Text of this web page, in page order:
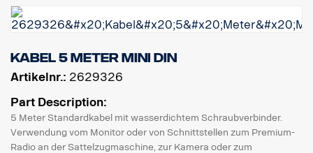
Kabel 5 Meter MINI DIN
Artikelnr.: 2629326
Part Description:
5 Meter Standardkabel mit wasserdichtem Schraubverbinder.
Verwendung vom Monitor oder von Schnittstellen zum Premium-
Radio an der Sattelzugmaschine, zur Kamera oder zum